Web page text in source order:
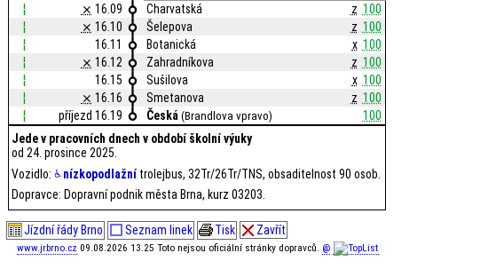
¦
⨯ 16.09 Charvatská z 100
¦
⨯ 16.10 Šelepova z 100
¦
16.11 Botanická x 100
¦
⨯ 16.12 Zahradníkova z 100
¦
16.15 Sušilova x 100
¦
⨯ 16.16 Smetanova z 100
¦
příjezd 16.19 Česká (Brandlova vpravo)
100
Jede v pracovních dnech v období školní výuky
od 24. prosince 2025.
Vozidlo: nízkopodlažnítrolejbus, 32Tr/26Tr/TNS, obsaditelnost 90 osob.
Dopravce: Dopravní podnik města Brna, kurz 03203.
Jízdní řády Brno Seznam linek Tisk Zavřít
www.jrbrno.cz 09.08.2026 13.25 Toto nejsou oficiální stránky dopravců. @